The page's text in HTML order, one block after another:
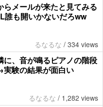
らメールが来たと見てみる
誰も開いかないだろww
るなるな / 334 views
に、音が鳴るピアノの階段
験の結果が面白い
るなるな / 1,282 views